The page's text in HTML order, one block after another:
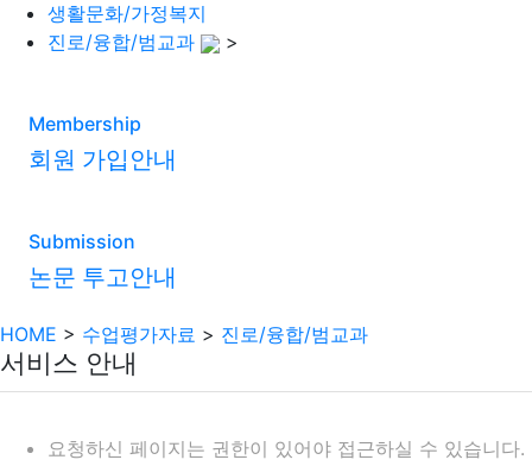
생활문화/가정복지
진로/융합/범교과
>
Membership
회원 가입안내
Submission
논문 투고안내
HOME > 수업평가자료 > 진로/융합/범교과
서비스 안내
요청하신 페이지는 권한이 있어야 접근하실 수 있습니다.